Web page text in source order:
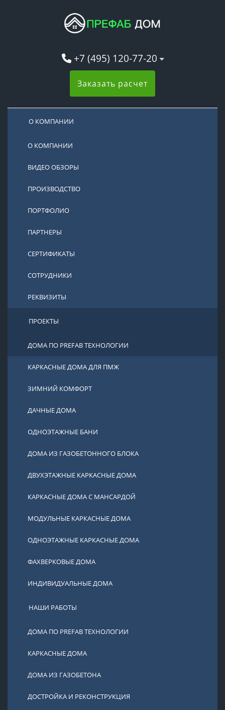
+7 (495) 120-77-20
Заказать расчет
О КОМПАНИИ
О КОМПАНИИ
ВИДЕО ОБЗОРЫ
ПРОИЗВОДСТВО
ПОРТФОЛИО
ПАРТНЕРЫ
СЕРТИФИКАТЫ
СОТРУДНИКИ
РЕКВИЗИТЫ
ПРОЕКТЫ
ДОМА ПО PREFAB ТЕХНОЛОГИИ
КАРКАСНЫЕ ДОМА ДЛЯ ПМЖ
ЗИМНИЙ КОМФОРТ
ДАЧНЫЕ ДОМА
ОДНОЭТАЖНЫЕ БАНИ
ДОМА ИЗ ГАЗОБЕТОННОГО БЛОКА
ДВУХЭТАЖНЫЕ КАРКАСНЫЕ ДОМА
КАРКАСНЫЕ ДОМА С МАНСАРДОЙ
МОДУЛЬНЫЕ КАРКАСНЫЕ ДОМА
ОДНОЭТАЖНЫЕ КАРКАСНЫЕ ДОМА
ФАХВЕРКОВЫЕ ДОМА
ИНДИВИДУАЛЬНЫЕ ДОМА
НАШИ РАБОТЫ
ДОМА ПО PREFAB ТЕХНОЛОГИИ
КАРКАСНЫЕ ДОМА
ДОМА ИЗ ГАЗОБЕТОНА
ДОСТРОЙКА И РЕКОНСТРУКЦИЯ